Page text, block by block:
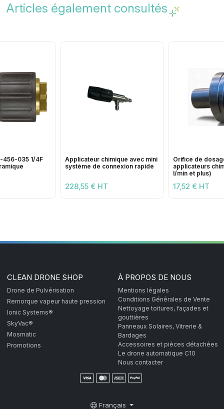
Articles également consultés
456-035 1/4F
Applicateur chimique avec mini
système de connexion rapide
228,55 € HT
Orifice de
applicateurs
l/min et plus)
17,52 € HT
CLEAN DRONE SHOP
Drone de Pulvérisation
Remorque vapeur haute pression
Ionic Systems®
SkyVac®
Mosmatic
Promotions
À PROPOS DE NOUS
Mentions légales
Conditions Générales de Vente
Nettoyage toitures, façades et
gouttières
Panneaux Solaires, Vitrerie &
Bardages
Accessoires et pièces détachées
Le drone automatique C10
Nous contacter
Français